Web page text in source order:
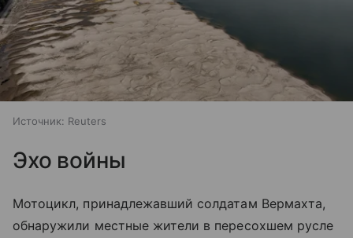
Источник: Reuters
Эхо войны
Мотоцикл, принадлежавший солдатам Вермахта,
обнаружили местные жители в пересохшем русле